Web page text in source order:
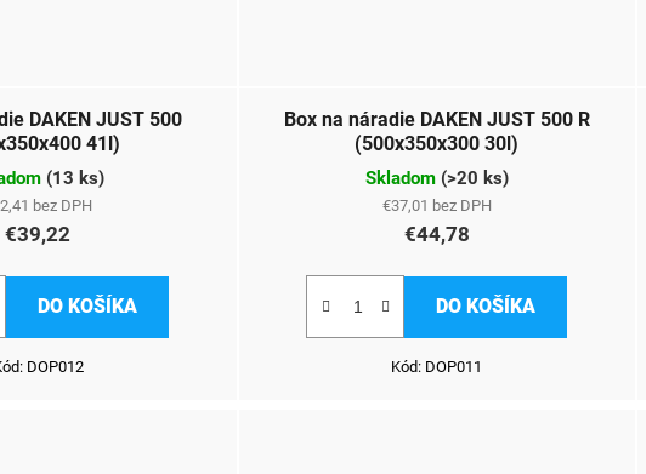
DAKEN JUST 500
41l)
(13 ks)
bez DPH
€39,22
DO KOŠÍKA
DOP012
Box na náradie DAKEN JUST 500 R
(500x350x300 30l)
Skladom (>20 ks)
€37,01 bez DPH
€44,78
DO KOŠÍKA
Kód: DOP011